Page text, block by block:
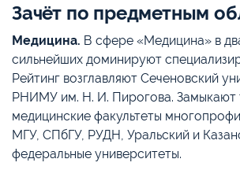
Зачёт по предметным
Медицина. В сфере «Медицина» в
сильнейших доминируют
Рейтинг возглавляют Сеченовский
РНИМУ им. Н. И. Пирогова. Замыкают
медицинские факультеты
МГУ, СПбГУ, РУДН, Уральский и
федеральные университеты.